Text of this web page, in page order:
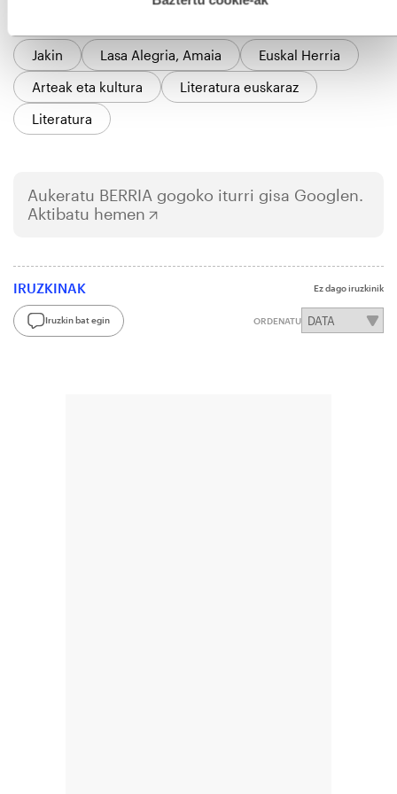
Jakin
Lasa Alegria, Amaia
Euskal Herria
Arteak eta kultura
Literatura euskaraz
Literatura
Aukeratu BERRIA gogoko iturri gisa Googlen.
Aktibatu hemen
IRUZKINAK Ez dago iruzkinik
Iruzkin bat egin ORDENATU